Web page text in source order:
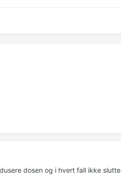
dosen og i hvert fall ikke slutte